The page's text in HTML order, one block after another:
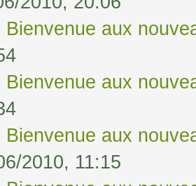
Bienvenue aux
Bienvenue aux
Bienvenue aux
2010, 11:15